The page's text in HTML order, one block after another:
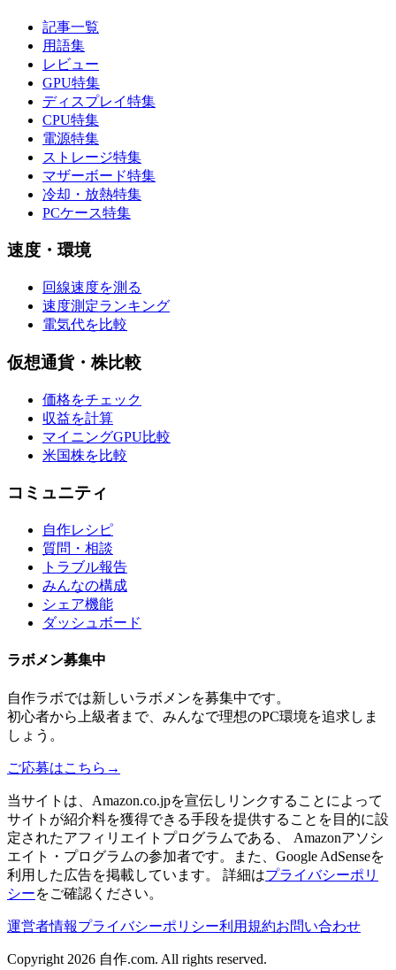
記事一覧
用語集
レビュー
GPU特集
ディスプレイ特集
CPU特集
電源特集
ストレージ特集
マザーボード特集
冷却・放熱特集
PCケース特集
速度・環境
回線速度を測る
速度測定ランキング
電気代を比較
仮想通貨・株比較
価格をチェック
収益を計算
マイニングGPU比較
米国株を比較
コミュニティ
自作レシピ
質問・相談
トラブル報告
みんなの構成
シェア機能
ダッシュボード
ラボメン募集中
自作ラボでは新しいラボメンを募集中です。
初心者から上級者まで、みんなで理想のPC環境を追求しま
しょう。
ご応募はこちら →
当サイトは、Amazon.co.jpを宣伝しリンクすることによって
サイトが紹介料を獲得できる手段を提供することを目的に設
定されたアフィリエイトプログラムである、 Amazonアソシ
エイト・プログラムの参加者です。また、Google AdSenseを
利用した広告を掲載しています。 詳細はプライバシーポリ
シーをご確認ください。
運営者情報プライバシーポリシー利用規約お問い合わせ
Copyright 2026 自作.com. All rights reserved.